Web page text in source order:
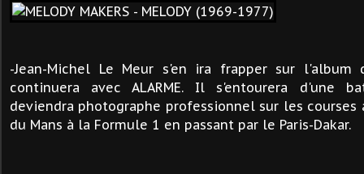
-Jean-Michel Le Meur s'en ira frapper sur
continuera avec ALARME. Il s'entourera d'une
deviendra photographe professionnel sur les courses
du Mans à la Formule 1 en passant par le Paris-Dakar.